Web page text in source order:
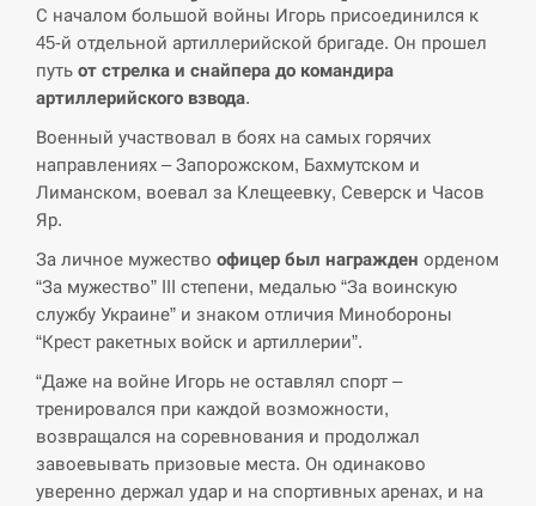
циклоспорозу, захворіли понад 10 тисяч…
СЕРПЕНЬ
11:53
почта”: что известно об…
СЕРПЕНЬ
11:40
У зоопарку Токіо через спеку загинули три
СЕРПЕНЬ
11:23
Россияне ударили “Бардеролями” по Харькову,
есть пострадавшие
ЩЕ...
С началом большой войны Игорь присоединился к
45-й отдельной артиллерийской бригаде. Он прошел
путь от стрелка и снайпера до командира
артиллерийского взвода.
Военный участвовал в боях на самых горячих
направлениях – Запорожском, Бахмутском и
Лиманском, воевал за Клещеевку, Северск и Часов
Яр.
За личное мужество офицер был награжден орденом
“За мужество” III степени, медалью “За воинскую
службу Украине” и знаком отличия Минобороны
“Крест ракетных войск и артиллерии”.
“Даже на войне Игорь не оставлял спорт –
тренировался при каждой возможности,
возвращался на соревнования и продолжал
завоевывать призовые места. Он одинаково
уверенно держал удар и на спортивных аренах, и на